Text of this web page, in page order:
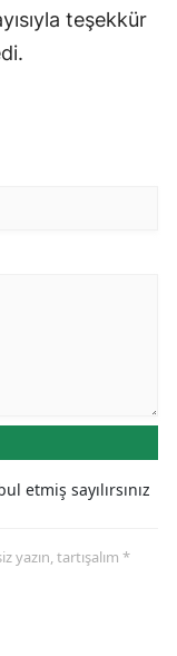
teşekkür
etmiş sayılırsınız
yazın, tartışalım *